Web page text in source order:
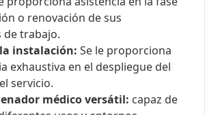
o renovación de sus
de trabajo.
instalación: Se le proporciona
exhaustiva en el despliegue del
servicio.
médico versátil: capaz de